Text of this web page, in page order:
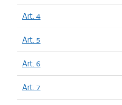
Art. 4
Art. 5
Art. 6
Art. 7